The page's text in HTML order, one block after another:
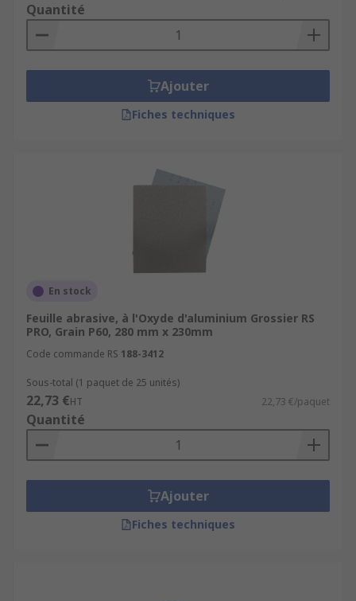
Quantité
Ajouter
Fiches techniques
En stock
Feuille abrasive, à l'Oxyde d'aluminium Grossier RS
PRO, Grain P60, 280 mm x 230mm
Code commande RS 188-3412
Sous-total (1 paquet de 25 unités)
22,73 €HT 22,73 €/paquet
Quantité
Ajouter
Fiches techniques